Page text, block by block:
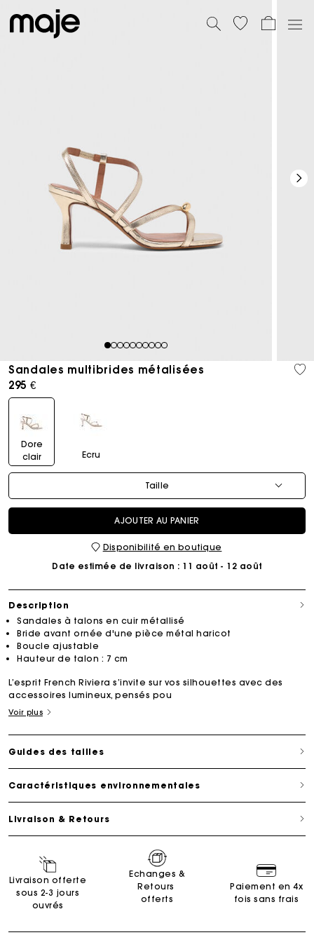
12345678910
Sandales multibrides métalisées
295 €
Dore
clair
Ecru
Taille
AJOUTER AU PANIER
Disponibilité en boutique
Date estimée de livraison : 11 août - 12 août
Description
Sandales à talons en cuir métallisé
Bride avant ornée d'une pièce métal haricot
Boucle ajustable
Hauteur de talon : 7 cm
L’esprit French Riviera s’invite sur vos silhouettes avec des
accessoires lumineux, pensés pou
Voir plus
Guides des tailles
Caractéristiques environnementales
Livraison & Retours
Livraison offerte
sous 2-3 jours
ouvrés
Echanges &
Retours
offerts
Paiement en 4x
fois sans frais